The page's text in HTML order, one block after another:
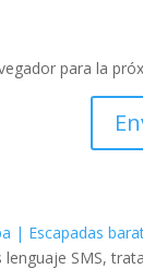
para la
| Escapadas
SMS,